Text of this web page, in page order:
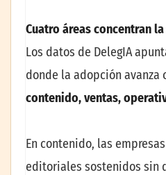
Cuatro áreas concentran
Los datos de DelegIA
donde la adopción avanza
contenido, ventas,
En contenido, las
editoriales sostenidos sin